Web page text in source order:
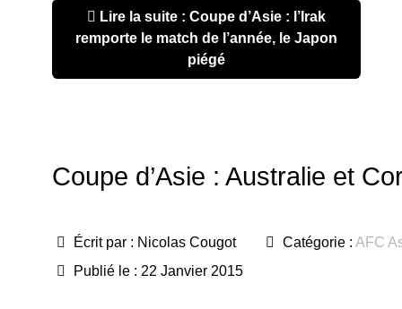
Lire la suite : Coupe d’Asie : l’Irak
remporte le match de l’année, le Japon
piégé
Coupe d’Asie : Australie et
Écrit par : Nicolas Cougot Catégorie : AFC
Publié le : 22 Janvier 2015